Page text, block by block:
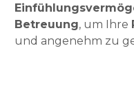
Betreuung, um Ihre
und angenehm zu